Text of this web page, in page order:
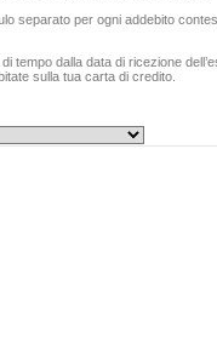
separato per ogni addebito
tempo dalla data di ricezione
sulla tua carta di credito.